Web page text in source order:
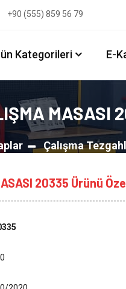
+90 (555) 859 56 79
Kategorileri E-
MASASI
Çalışma
20335 Ürünü